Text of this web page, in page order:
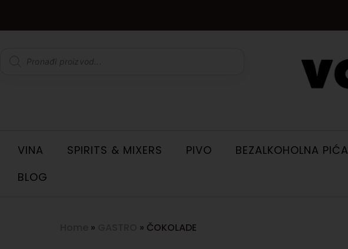
VINA SPIRITS & MIXERS PIVO BEZALKOHOLNA PIĆA
BLOG
» » ČOKOLADE